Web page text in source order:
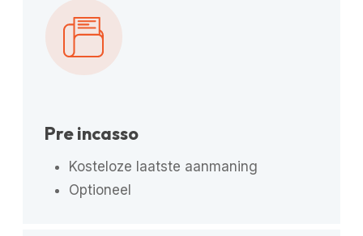
Pre incasso
Kosteloze laatste aanmaning
Optioneel